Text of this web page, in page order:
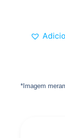
*Imagem